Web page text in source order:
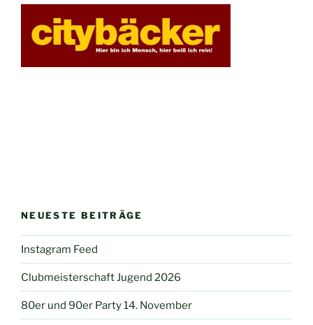
NEUESTE BEITRÄGE
Instagram Feed
Clubmeisterschaft Jugend 2026
80er und 90er Party 14. November